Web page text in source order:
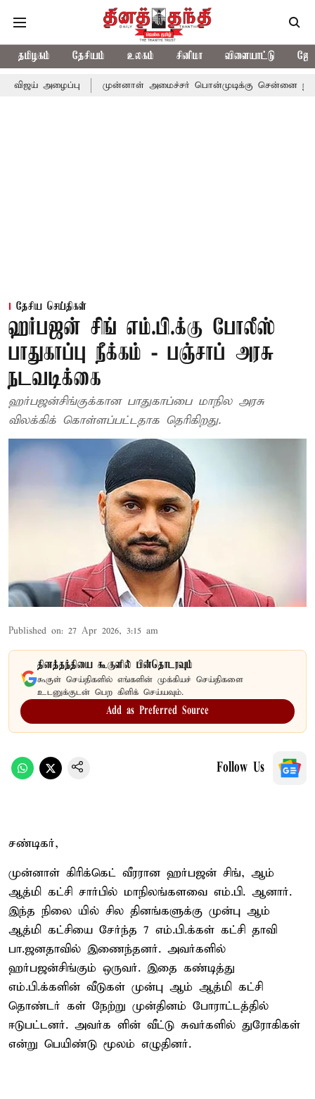
தமிழகம் தேசியம் உலகம் சினிமா விளையாட்டு
முன்னாள் அமைச்சர் பொன்முடிக்கு சென்னை நீதிமன்றம்
தேசிய செய்திகள்
ஹர்பஜன் சிங் எம்.பி.க்கு போலீஸ்
பாதுகாப்பு நீக்கம் - பஞ்சாப் அரசு
நடவடிக்கை
ஹர்பஜன்சிங்குக்கான பாதுகாப்பை மாநில அரசு
விலக்கிக் கொள்ளப்பட்டதாக தெரிகிறது.
Published on: 27 Apr 2026, 3:15 am
தினத்தந்தியை கூகுளில் பின்தொடரவும்
கூகுள் செய்திகளில் எங்களின் முக்கியச் செய்திகளை
உடனுக்குடன் பெற கிளிக் செய்யவும்.
Add as Preferred Source
Follow Us
சண்டிகர்,
முன்னாள் கிரிக்கெட் வீரரான ஹர்பஜன் சிங், ஆம்
ஆத்மி கட்சி சார்பில் மாநிலங்களவை எம்.பி. ஆனார்.
இந்த நிலை யில் சில தினங்களுக்கு முன்பு ஆம்
ஆத்மி கட்சியை சேர்ந்த 7 எம்.பி.க்கள் கட்சி தாவி
பா.ஜனதாவில் இணைந்தனர். அவர்களில்
ஹர்பஜன்சிங்கும் ஒருவர். இதை கண்டித்து
எம்.பி.க்களின் வீடுகள் முன்பு ஆம் ஆத்மி கட்சி
தொண்டர் கள் நேற்று முன்தினம் போராட்டத்தில்
ஈடுபட்டனர். அவர்க ளின் வீட்டு சுவர்களில் துரோகிகள்
என்று பெயிண்டு மூலம் எழுதினர்.